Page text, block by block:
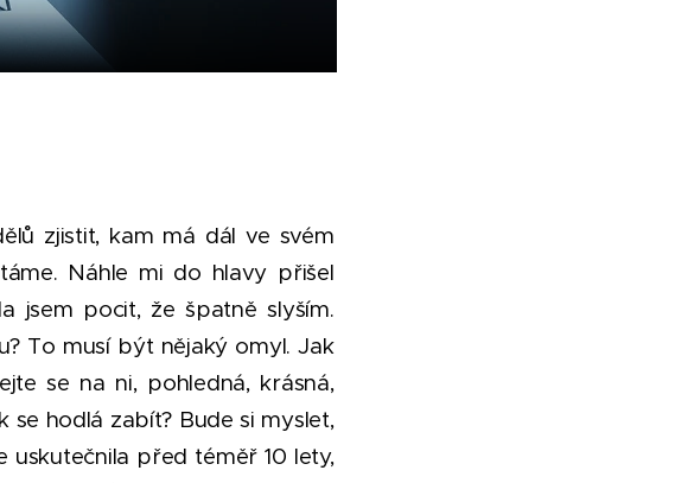
zjistit, kam má dál ve svém
Náhle mi do hlavy přišel
jsem pocit, že špatně slyším.
To musí být nějaký omyl. Jak
se na ni, pohledná, krásná,
se hodlá zabít? Bude si myslet,
uskutečnila před téměř 10 lety,